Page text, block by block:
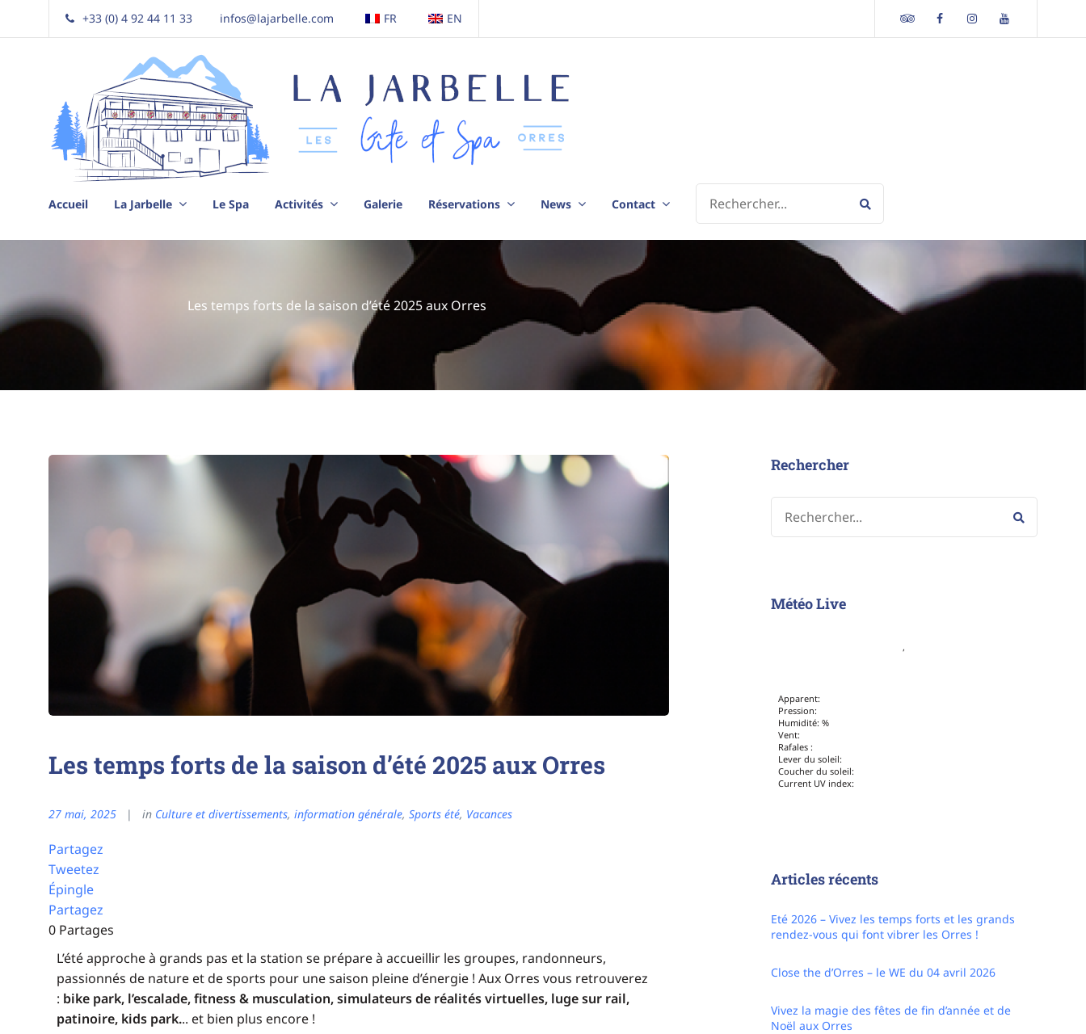
+33 (0) 4 92 44 11 33 infos@lajarbelle.com FR EN Tripadvisor
FacebookInstagram
La Jarbelle – Gîtes et Spa
Le
bien-
être
la
Accueil La Jarbelle Le Spa Activités Galerie Réservations News Contact
Les temps forts de la saison d’été 2025 aux Orres
Les temps forts de la saison d’été 2025 aux Orres
27 mai, 2025 in Culture et divertissements, information générale, Sports été, Vacances
Partagez
Tweetez
Épingle
Partagez
0 Partages
L’été approche à grands pas et la station se prépare à accueillir les groupes, randonneurs,
passionnés de nature et de sports pour une saison pleine d’énergie ! Aux Orres vous retrouverez
: bike park, l’escalade, fitness & musculation, simulateurs de réalités virtuelles, luge sur rail,
patinoire, kids park... et bien plus encore !
Rechercher
Météo Live
,
Apparent:
Pression:
Humidité: %
Vent:
Rafales :
Lever du soleil:
Coucher du soleil:
Current UV index:
Articles récents
Eté 2026 – Vivez les temps forts et les grands
rendez-vous qui font vibrer les Orres !
Close the d’Orres – le WE du 04 avril 2026
Vivez la magie des fêtes de fin d’année et de
Noël aux Orres